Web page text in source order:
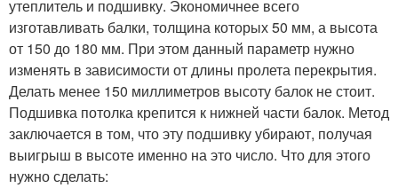
утеплитель и подшивку. Экономичнее всего
изготавливать балки, толщина которых 50 мм, а высота
от 150 до 180 мм. При этом данный параметр нужно
изменять в зависимости от длины пролета перекрытия.
Делать менее 150 миллиметров высоту балок не стоит.
Подшивка потолка крепится к нижней части балок. Метод
заключается в том, что эту подшивку убирают, получая
выигрыш в высоте именно на это число. Что для этого
нужно сделать: